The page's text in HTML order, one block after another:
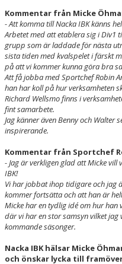
Kommentar från Micke
- Att komma till Nacka IBK känns
Arbetet med att etablera sig i Div1
grupp som är laddade för nästa
sista tiden med kvalspelet i färskt
på att vi kommer kunna göra bra
Att få jobba med Sportchef Robin
han har koll på hur verksamheten
Richard Wellsmo finns i
fint samarbete.
Jag känner även Benny och Walter
inspirerande.
Kommentar från Sportchef
- Jag är verkligen glad att Micke
IBK!
Vi har jobbat ihop tidigare och jag
kommer fortsätta och att han är
Micke har en tydlig idé om hur
där vi har en stor samsyn vilket
kommande säsonger.
Nacka IBK hälsar Micke
och önskar lycka till